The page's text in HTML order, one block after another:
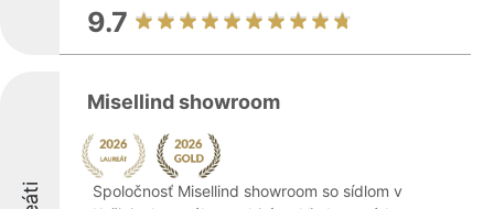
9.7
Misellind showroom
Spoločnosť Misellind showroom so sídlom v